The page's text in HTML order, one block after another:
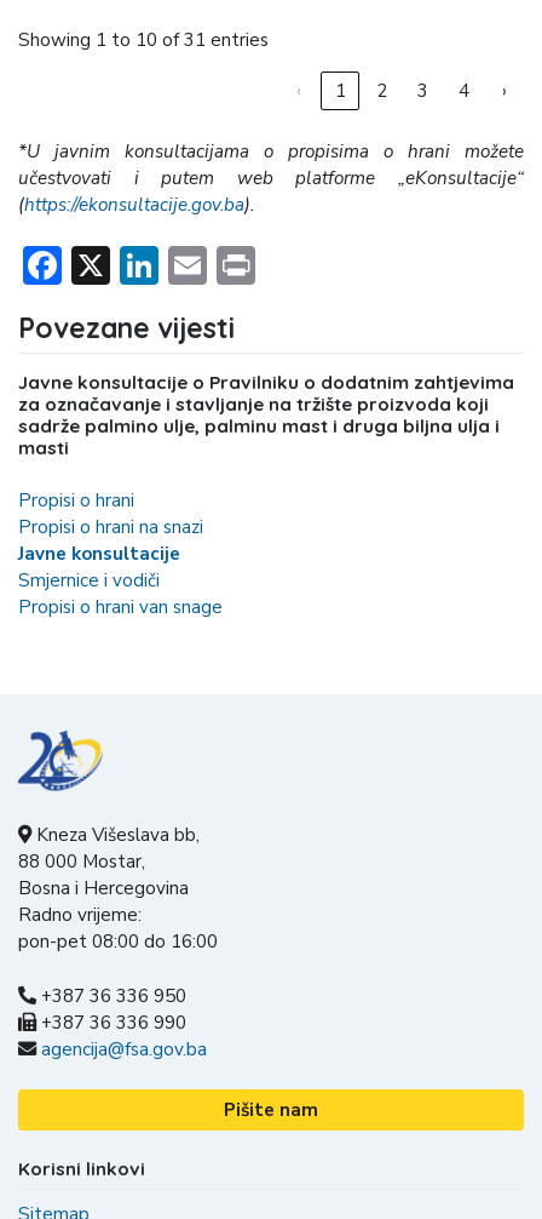
Propisi o hrani
Propisi o hrani na snazi
Javne konsultacije
Smjernice i vodiči
Propisi o hrani van snage
Showing 1 to 10 of 31 entries
‹ 1 2 3 4 ›
*U javnim konsultacijama o propisima o hrani možete
učestvovati i putem web platforme „eKonsultacije“
(https://ekonsultacije.gov.ba).
Facebook
X LinkedIn
Email
Povezane vijesti
Javne konsultacije o Pravilniku o dodatnim zahtjevima
za označavanje i stavljanje na tržište proizvoda koji
sadrže palmino ulje, palminu mast i druga biljna ulja i
masti
Kneza Višeslava bb,
88 000 Mostar,
Bosna i Hercegovina
Radno vrijeme:
pon-pet 08:00 do 16:00
+387 36 336 950
+387 36 336 990
agencija@fsa.gov.ba
Pišite nam
Korisni linkovi